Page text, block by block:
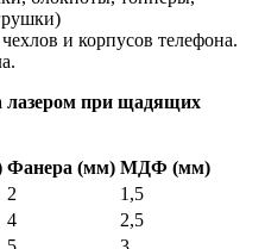
и корпусов телефона.
лазером при щадящих
Фанера (мм) МДФ (мм)
2
1,5
4
2,5